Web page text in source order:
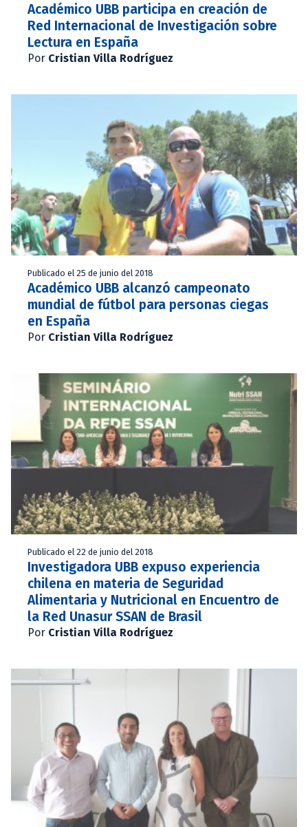
Académico UBB participa en creación de
Red Internacional de Investigación sobre
Lectura en España
Por Cristian Villa Rodríguez
Publicado el 25 de junio del 2018
Académico UBB alcanzó campeonato
mundial de fútbol para personas ciegas
en España
Por Cristian Villa Rodríguez
Publicado el 22 de junio del 2018
Investigadora UBB expuso experiencia
chilena en materia de Seguridad
Alimentaria y Nutricional en Encuentro de
la Red Unasur SSAN de Brasil
Por Cristian Villa Rodríguez